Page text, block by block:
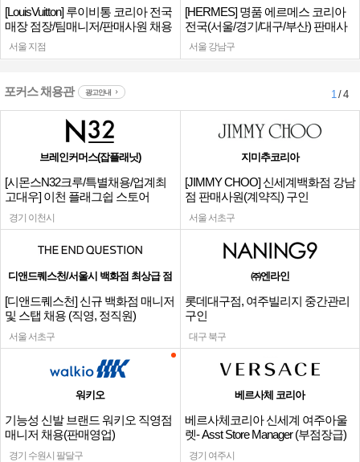
[LouisVuitton] 루이비통 코리아 전국
매장 점장/팀매니저/판매사원 채용
서울 지점
[HERMES] 명품 에르메스 코리아
전국(서울/경기/대구/부산) 판매사
원
서울 강남구
포커스 채용관 광고안내 1/ 4
브레인커머스(잡플래닛)
[시몬스N32크루/특별채용/업계최
고대우] 이천 플래그쉽 스토어
경기 이천시
지미추코리아
[JIMMY CHOO] 신세계백화점 강남
점 판매사원(계약직) 구인
서울 서초구
디앤드퀘스천/서울시 백화점 최상급 점
[디앤드퀘스천] 신규 백화점 매니저
및 스탭 채용 (직영, 정직원)
서울 서초구
㈜엔라인
롯데대구점, 여주빌리지 중간관리
구인
대구 북구
워키오
기능성 신발 브랜드 워키오 직영점
매니저 채용(판매영업)
경기 수원시 팔달구
베르사체 코리아
베르사체코리아 신세계 여주아울
렛- Asst Store Manager (부점장급)
채용
경기 여주시